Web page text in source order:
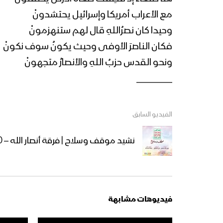
مع الأعراب أمريكا وإسرائيل يحتشدونْ
وحيدا كان نصرُاللهِ قال لهم ستنهزمونْ
فكان الناصرَ الأوفى وحيث يكونُ سوف نكونْ
ونحو القدس حزبُ اللهِ والأنصارُ متجهونْ
الفيديو السابق
نشيد موقف وسلاح | فرقة أنصار الله – 1440هـ
فيديوهات مشابهة